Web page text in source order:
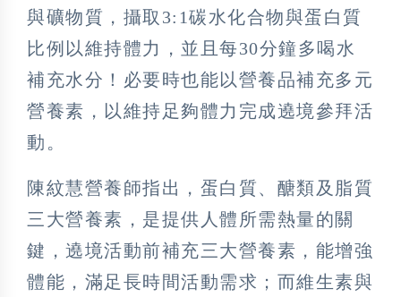
與礦物質，攝取3:1碳水化合物與蛋白質
比例以維持體力，並且每30分鐘多喝水
補充水分！必要時也能以營養品補充多元
營養素，以維持足夠體力完成遶境參拜活
動。
陳紋慧營養師指出，蛋白質、醣類及脂質
三大營養素，是提供人體所需熱量的關
鍵，遶境活動前補充三大營養素，能增強
體能，滿足長時間活動需求；而維生素與